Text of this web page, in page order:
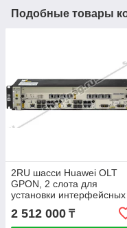
Подобные товары
2RU шасси Huawei OLT
GPON, 2 слота для
установки интерфейсных
модулей, 8 GPON
DC
2 512 000 ₸